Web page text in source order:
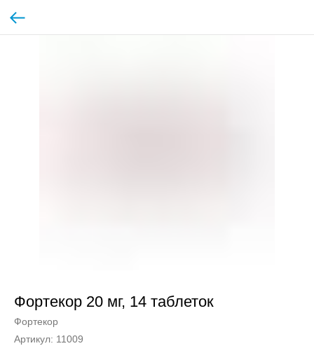
Фортекор 20 мг, 14 таблеток
Фортекор
Артикул: 11009